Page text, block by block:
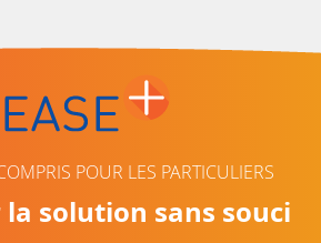
POUR LES PARTICULIERS
solution sans souci